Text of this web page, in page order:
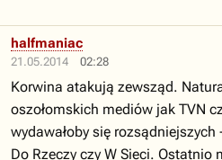
21.05.2014 02:28
halfmaniac
Korwina atakują zewsząd.
oszołomskich mediów jak TVN
wydawałoby się
Do Rzeczy czy W Sieci. Ostatnio